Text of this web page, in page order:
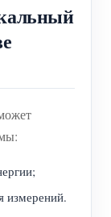
измерений.